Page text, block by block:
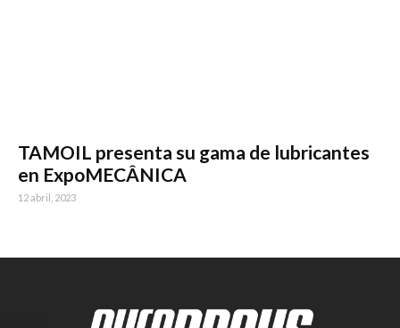
TAMOIL presenta su gama de lubricantes
en ExpoMECÂNICA
12 abril, 2023